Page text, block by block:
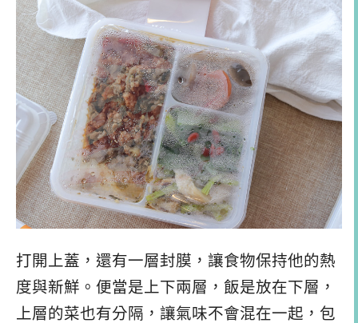
打開上蓋，還有一層封膜，讓食物保持他的熱
度與新鮮。便當是上下兩層，飯是放在下層，
上層的菜也有分隔，讓氣味不會混在一起，包